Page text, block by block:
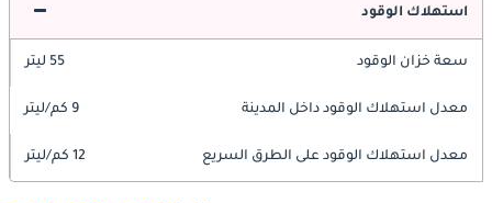
استهلاك الوقود
سعة خزان الوقود 55 ليتر
معدل استهلاك الوقود داخل المدينة 9 كم/ليتر
معدل استهلاك الوقود على الطرق السريع 12 كم/ليتر